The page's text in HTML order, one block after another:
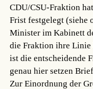
CDU/CSU-Fraktion
Frist festgelegt (siehe
Minister im Kabinett
die Fraktion ihre Linie
ist die entscheidende
genau hier setzen
Zur Einordnung der